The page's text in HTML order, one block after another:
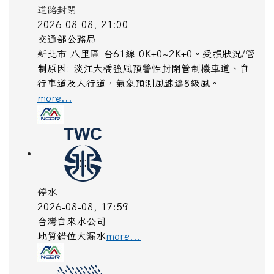
道路封閉
2026-08-08, 21:00
交通部公路局
新北市 八里區 台61線 0K+0~2K+0。受損狀況/管
制原因: 淡江大橋強風預警性封閉管制機車道、自
行車道及人行道，氣象預測風速達8級風。
more...
停水
2026-08-08, 17:59
台灣自來水公司
地質錯位大漏水more...